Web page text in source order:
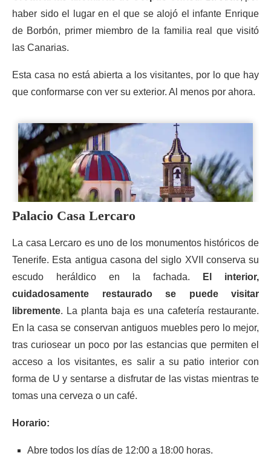
haber sido el lugar en el que se alojó el infante Enrique
de Borbón, primer miembro de la familia real que visitó
las Canarias.
Esta casa no está abierta a los visitantes, por lo que hay
que conformarse con ver su exterior. Al menos por ahora.
Palacio Casa Lercaro
La casa Lercaro es uno de los monumentos históricos de
Tenerife. Esta antigua casona del siglo XVII conserva su
escudo heráldico en la fachada.
El interior,
cuidadosamente restaurado se puede visitar
libremente. La planta baja es una cafetería restaurante.
En la casa se conservan antiguos muebles pero lo mejor,
tras curiosear un poco por las estancias que permiten el
acceso a los visitantes, es salir a su patio interior con
forma de U y sentarse a disfrutar de las vistas mientras te
tomas una cerveza o un café.
Horario:
Abre todos los días de 12:00 a 18:00 horas.